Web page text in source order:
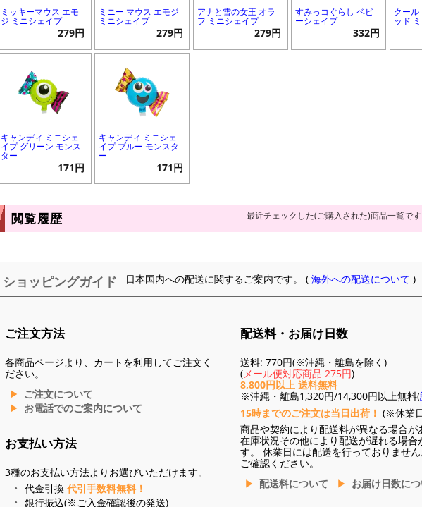
ミッキーマウス エモ
ジ ミニシェイプ
279円
ミニー マウス エモジ
ミニシェイプ
279円
アナと雪の女王 オラ
フ ミニシェイプ
279円
すみっコぐらし ベビ
ーシェイプ
332円
クール
ッド
キャンディ ミニシェ
イプ グリーン モンス
ター
171円
キャンディ ミニシェ
イプ ブルー モンスタ
ー
171円
閲覧履歴 最近チェックした(ご購入された)商品一覧です
ショッピングガイド 日本国内への配送に関するご案内です。 (海外への配送について )
ご注文方法
各商品ページより、カートを利用してご注文く
ださい。
ご注文について
お電話でのご案内について
お支払い方法
3種のお支払い方法よりお選びいただけます。
代金引換 代引手数料無料！
銀行振込(※ご入金確認後の発送)
配送料・お届け日数
送料: 770円(※沖縄・離島を除く)
(メール便対応商品 275円)
8,800円以上 送料無料
※沖縄・離島1,320円/14,300円以上無料(
15時までのご注文は当日出荷！ (※休業
商品や契約により配送料が異なる場合が
在庫状況その他により配送が遅れる場合
す。 休業日には配送を行っておりません
ご確認ください。
配送料について
お届け日数に